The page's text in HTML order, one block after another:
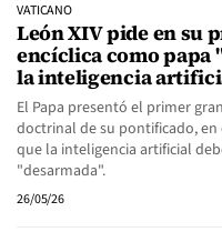
VATICANO
León XIV pide en su
encíclica como papa
la inteligencia
El Papa presentó el primer
doctrinal de su pontificado,
que la inteligencia artificial
"desarmada".
26/05/26